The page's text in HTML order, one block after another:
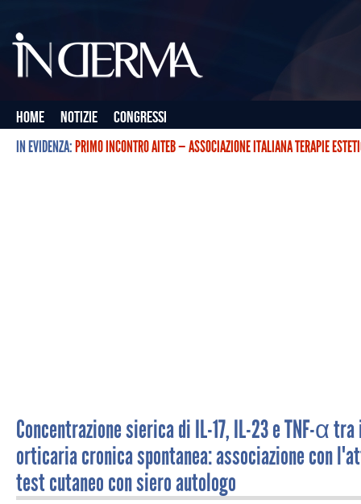
Home Notizie
Congressi
IN EVIDENZA:PRIMO INCONTRO AITEB — ASSOCIAZIONE ITALIANA TERAPIE
Concentrazione sierica di IL-17, IL-23 e TNF-α
orticaria cronica spontanea: associazione con
test cutaneo con siero autologo